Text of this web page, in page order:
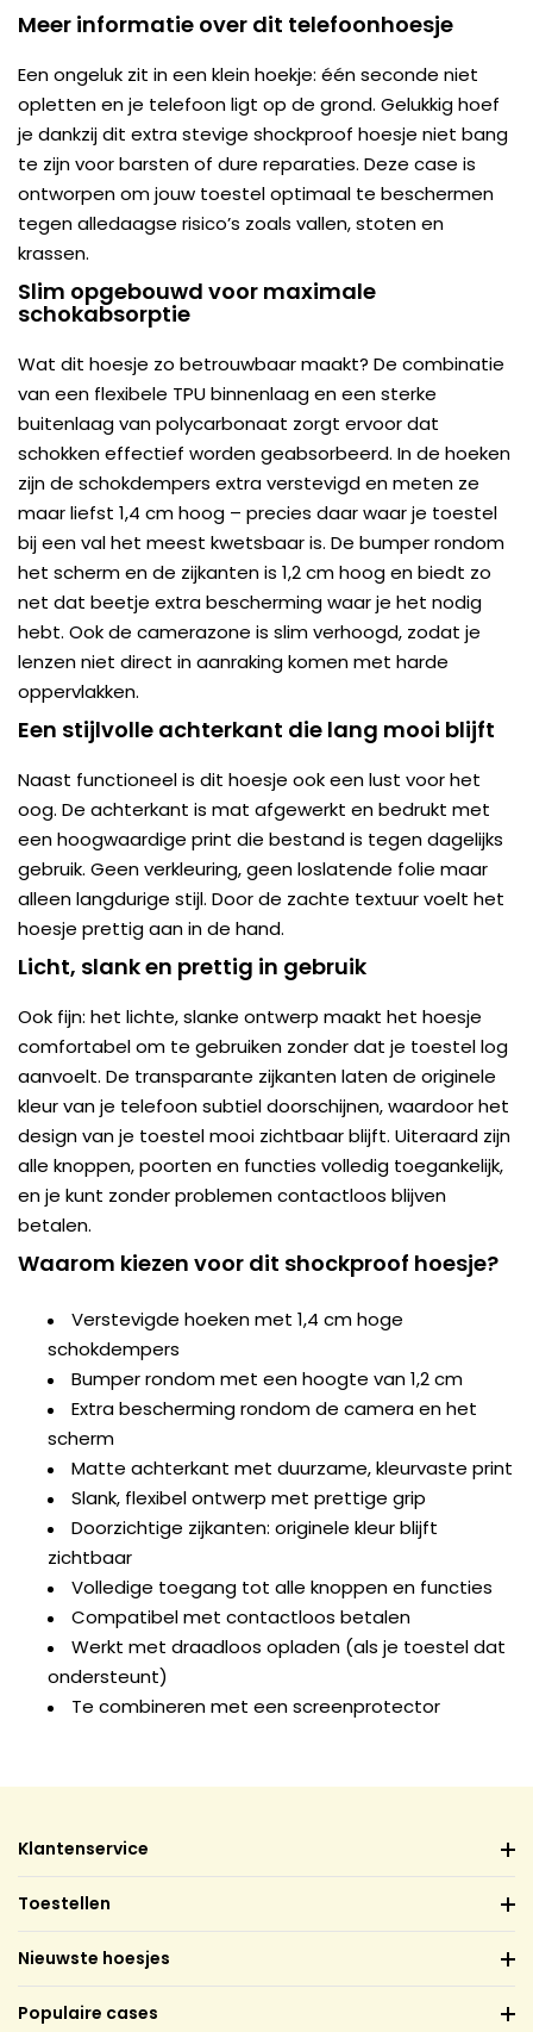
Meer informatie over dit telefoonhoesje
Een ongeluk zit in een klein hoekje: één seconde niet
opletten en je telefoon ligt op de grond. Gelukkig hoef
je dankzij dit extra stevige shockproof hoesje niet bang
te zijn voor barsten of dure reparaties. Deze case is
ontworpen om jouw toestel optimaal te beschermen
tegen alledaagse risico’s zoals vallen, stoten en
krassen.
Slim opgebouwd voor maximale
schokabsorptie
Wat dit hoesje zo betrouwbaar maakt? De combinatie
van een flexibele TPU binnenlaag en een sterke
buitenlaag van polycarbonaat zorgt ervoor dat
schokken effectief worden geabsorbeerd. In de hoeken
zijn de schokdempers extra verstevigd en meten ze
maar liefst 1,4 cm hoog – precies daar waar je toestel
bij een val het meest kwetsbaar is. De bumper rondom
het scherm en de zijkanten is 1,2 cm hoog en biedt zo
net dat beetje extra bescherming waar je het nodig
hebt. Ook de camerazone is slim verhoogd, zodat je
lenzen niet direct in aanraking komen met harde
oppervlakken.
Een stijlvolle achterkant die lang mooi blijft
Naast functioneel is dit hoesje ook een lust voor het
oog. De achterkant is mat afgewerkt en bedrukt met
een hoogwaardige print die bestand is tegen dagelijks
gebruik. Geen verkleuring, geen loslatende folie maar
alleen langdurige stijl. Door de zachte textuur voelt het
hoesje prettig aan in de hand.
Licht, slank en prettig in gebruik
Ook fijn: het lichte, slanke ontwerp maakt het hoesje
comfortabel om te gebruiken zonder dat je toestel log
aanvoelt. De transparante zijkanten laten de originele
kleur van je telefoon subtiel doorschijnen, waardoor het
design van je toestel mooi zichtbaar blijft. Uiteraard zijn
alle knoppen, poorten en functies volledig toegankelijk,
en je kunt zonder problemen contactloos blijven
betalen.
Waarom kiezen voor dit shockproof hoesje?
Verstevigde hoeken met 1,4 cm hoge
schokdempers
Bumper rondom met een hoogte van 1,2 cm
Extra bescherming rondom de camera en het
scherm
Matte achterkant met duurzame, kleurvaste print
Slank, flexibel ontwerp met prettige grip
Doorzichtige zijkanten: originele kleur blijft
zichtbaar
Volledige toegang tot alle knoppen en functies
Compatibel met contactloos betalen
Werkt met draadloos opladen (als je toestel dat
ondersteunt)
Te combineren met een screenprotector
Klantenservice
Toestellen
Nieuwste hoesjes
Populaire cases